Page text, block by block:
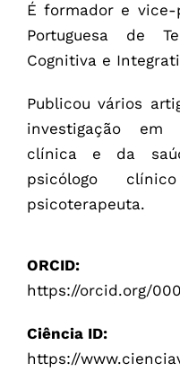
É formador e vice-
Portuguesa de
Cognitiva e
Publicou vários
investigação em
clínica e da
psicólogo
psicoterapeuta.
ORCID:
https://orcid.org/
Ciência ID:
https://